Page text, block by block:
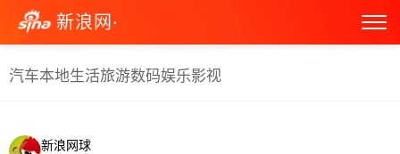
新浪网·
汽车本地生活旅游数码娱乐影视
新浪网球